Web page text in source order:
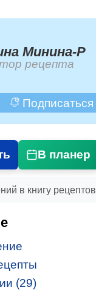
Минина-Р
рецепта
Подписаться
В планер
в книгу рецептов
(29)